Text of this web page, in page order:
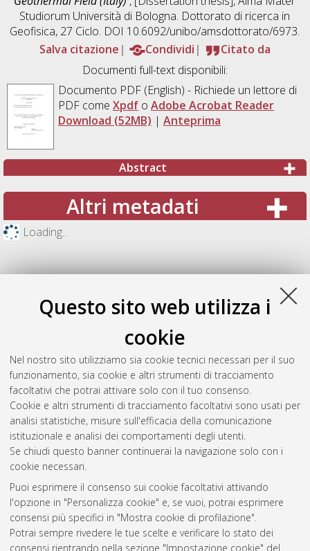
Questo sito web utilizza i
cookie
Nel nostro sito utilizziamo sia cookie tecnici necessari per il suo
funzionamento, sia cookie e altri strumenti di tracciamento
facoltativi che potrai attivare solo con il tuo consenso.
Cookie e altri strumenti di tracciamento facoltativi sono usati per
analisi statistiche, misure sull'efficacia della comunicazione
istituzionale e analisi dei comportamenti degli utenti.
Se chiudi questo banner continuerai la navigazione solo con i
cookie necessari.
Puoi esprimere il consenso sui cookie facoltativi attivando
l'opzione in "Personalizza cookie" e, se vuoi, potrai esprimere
consensi più specifici in "Mostra cookie di profilazione".
Potrai sempre rivedere le tue scelte e verificare lo stato dei
consensi rientrando nella sezione "Impostazione cookie" del
Studiorum Università di Bologna. Dottorato di ricerca in
Geofisica, 27 Ciclo. DOI 10.6092/unibo/amsdottorato/6973.
Salva citazione
Condividi
Citato da
Documenti full-text disponibili:
Documento PDF(English) - Richiede un lettore di
PDF come Xpdfo Adobe Acrobat Reader
Download (52MB) | Anteprima
Abstract
Altri metadati
Loading...
Gestione del documento:
Atom
Rss 1.0
Rss 2.0